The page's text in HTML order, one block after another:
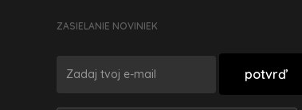
ZASIELANIE NOVINIEK